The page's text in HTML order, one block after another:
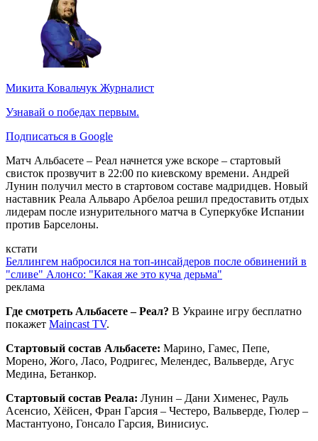
Микита Ковальчук Журналист
Узнавай о победах первым.
Подписаться в Google
Матч Альбасете – Реал начнется уже вскоре – стартовый
свисток прозвучит в 22:00 по киевскому времени. Андрей
Лунин получил место в стартовом составе мадридцев. Новый
наставник Реала Альваро Арбелоа решил предоставить отдых
лидерам после изнурительного матча в Суперкубке Испании
против Барселоны.
кстати
Беллингем набросился на топ-инсайдеров после обвинений в
"сливе" Алонсо: "Какая же это куча дерьма"
реклама
Где смотреть Альбасете – Реал? В Украине игру бесплатно
покажет Maincast TV.
Стартовый состав Альбасете: Марино, Гамес, Пепе,
Морено, Жого, Ласо, Родригес, Мелендес, Вальверде, Агус
Медина, Бетанкор.
Стартовый состав Реала: Лунин – Дани Хименес, Рауль
Асенсио, Хёйсен, Фран Гарсия – Честеро, Вальверде, Гюлер –
Мастантуоно, Гонсало Гарсия, Винисиус.